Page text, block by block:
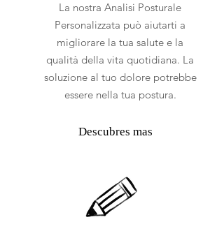
La nostra Analisi Posturale
Personalizzata può aiutarti a
migliorare la tua salute e la
qualità della vita quotidiana. La
soluzione al tuo dolore potrebbe
essere nella tua postura.
Descubres mas